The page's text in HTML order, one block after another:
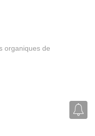
organiques de